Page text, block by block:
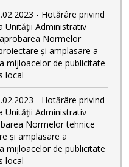
- Hotărâre privind
Unității Administrativ
Normelor
şi amplasare a
mijloacelor de publicitate
local
- Hotărâre privind
Unității Administrativ
Normelor tehnice
şi amplasare a
mijloacelor de publicitate
local